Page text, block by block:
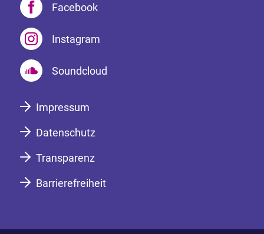
Facebook
Instagram
Soundcloud
Impressum
Datenschutz
Transparenz
Barrierefreiheit